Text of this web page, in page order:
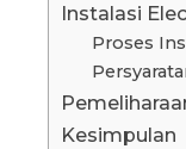
Instalasi
Proses
Kesimpulan